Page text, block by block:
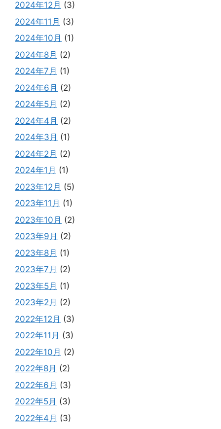
2024年12月 (3)
2024年11月 (3)
2024年10月 (1)
2024年8月 (2)
2024年7月 (1)
2024年6月 (2)
2024年5月 (2)
2024年4月 (2)
2024年3月 (1)
2024年2月 (2)
2024年1月 (1)
2023年12月 (5)
2023年11月 (1)
2023年10月 (2)
2023年9月 (2)
2023年8月 (1)
2023年7月 (2)
2023年5月 (1)
2023年2月 (2)
2022年12月 (3)
2022年11月 (3)
2022年10月 (2)
2022年8月 (2)
2022年6月 (3)
2022年5月 (3)
2022年4月 (3)